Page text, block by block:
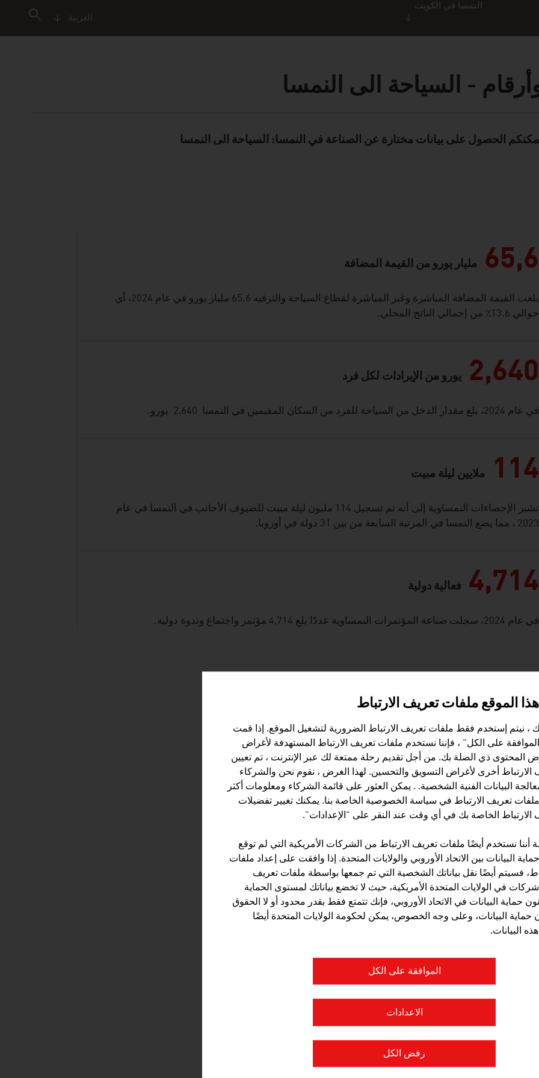
العربية
النمسا في الكويت
- السياحة الى النمسا
Standardالحصول على بيانات مختارة عن الصناعة في النمسا: السياحة الى النمسا
65,6 مليار يورو من القيمة المضافة
بلغت القيمة المضافة المباشرة وغير المباشرة لقطاع السياحة والترفيه 65.6 مليار يورو في عام 2024، أي
حوالي 13.6٪ من إجمالي الناتج المحلي.
2,640 يورو من الإيرادات لكل فرد
في عام 2024، بلغ مقدار الدخل من السياحة للفرد من السكان المقيمين في النمسا 2,640 يورو.
114 ملايين ليلة مبيت
تشير الإحصاءات النمساوية إلى أنه تم تسجيل 114 مليون ليلة مبيت للضيوف الأجانب في النمسا في عام
2023 ، مما يضع النمسا في المرتبة السابعة من بين 31 دولة في أوروبا.
4,714 فعالية دولية
في عام 2024، سجلت صناعة المؤتمرات النمساوية عددًا بلغ 4,714 مؤتمر واجتماع وندوة دولية.
إحصائية النمسا. السياحة
احصائيات السياحة لعام 2024
مليون القادمون من الزوار المحليين
القادمون من الزوار الدوليين
مليون إجمالي القادمون
عدد المقيميين ليليا من الزوار الوافدين
مليون إجمالي الإقامة الليلية
متوسط فترة الإقامة بعدد الليالي
الإيرادات من الزوار الوافدين باليورو(2023)
الإيرادات من الزوار المحليين باليورو(2023)
الموقع ملفات تعريف الارتباط
، نيتم إستخدم فقط ملفات تعريف الارتباط الضرورية لتشغيل الموقع. إذا قمت
على الكل" ، فإننا نستخدم ملفات تعريف الارتباط المستهدفة لأغراض
المحتوى ذي الصلة بك. من أجل تقديم رحلة ممتعة لك عبر الإنترنت ، تم تعيين
الارتباط أخرى لأغراض التسويق والتحسين. لهذا الغرض ، نقوم نحن والشركاء
البيانات الفنية الشخصية. . يمكن العثور على قائمة الشركاء ومعلومات أكثر
تعريف الارتباط في سياسة الخصوصية الخاصة بنا. يمكنك تغيير تفضيلات
الارتباط الخاصة بك في أي وقت عند النقر على "الإعدادات".
نستخدم أيضًا ملفات تعريف الارتباط من الشركات الأمريكية التي لم توقع
البيانات بين الاتحاد الأوروبي والولايات المتحدة. إذا وافقت على إعداد ملفات
فسيتم أيضًا نقل بياناتك الشخصية التي تم جمعها بواسطة ملفات تعريف
شركات في الولايات المتحدة الأمريكية، حيث لا تخضع بياناتك لمستوى الحماية
حماية البيانات في الاتحاد الأوروبي، فإنك تتمتع فقط بقدر محدود أو لا الحقوق
حماية البيانات، وعلى وجه الخصوص، يمكن لحكومة الولايات المتحدة أيضًا
البيانات.
الموافقة على الكل
الاعدادات
رفض الكل